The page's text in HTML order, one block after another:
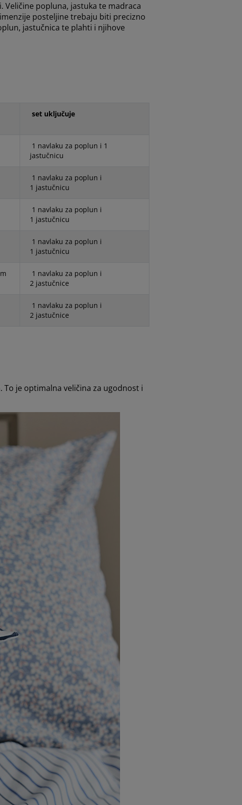
Veličine popluna, jastuka te madraca
posteljine trebaju biti precizno
jastučnica te plahti i njihove
set uključuje
1 navlaku za poplun i 1
jastučnicu
1 navlaku za poplun i
1 jastučnicu
1 navlaku za poplun i
1 jastučnicu
1 navlaku za poplun i
1 jastučnicu
1 navlaku za poplun i
2 jastučnice
1 navlaku za poplun i
2 jastučnice
je optimalna veličina za ugodnost i